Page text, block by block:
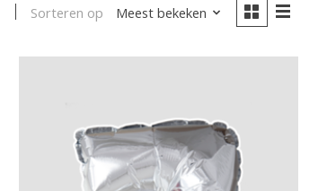
Sorteren op Meest bekeken